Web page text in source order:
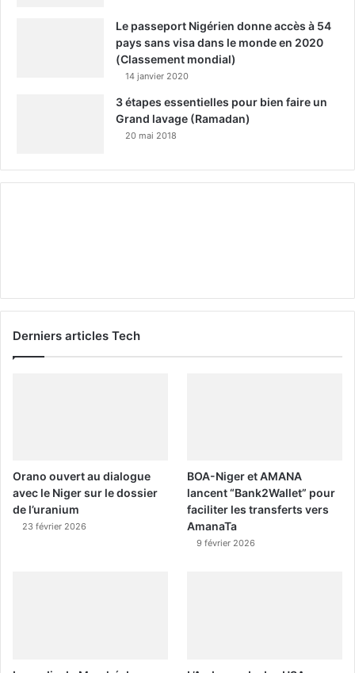
Le passeport Nigérien donne accès à 54
pays sans visa dans le monde en 2020
(Classement mondial)
14 janvier 2020
3 étapes essentielles pour bien faire un
Grand lavage (Ramadan)
20 mai 2018
Derniers articles Tech
Orano ouvert au dialogue
avec le Niger sur le dossier
de l’uranium
23 février 2026
BOA-Niger et AMANA
lancent “Bank2Wallet” pour
faciliter les transferts vers
AmanaTa
9 février 2026